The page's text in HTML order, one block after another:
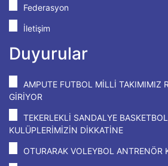
Federasyon
İletişim
Duyurular
AMPUTE FUTBOL MİLLİ TAKIMIMIZ
GİRİYOR
TEKERLEKLİ SANDALYE
KULÜPLERİMİZİN DİKKATİNE
OTURARAK VOLEYBOL ANTRENÖR